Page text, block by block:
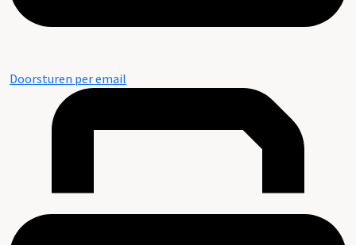
Doorsturen per email